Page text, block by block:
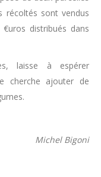
récoltés sont vendus
distribués dans
laisse à espérer
cherche ajouter de
Michel Bigoni